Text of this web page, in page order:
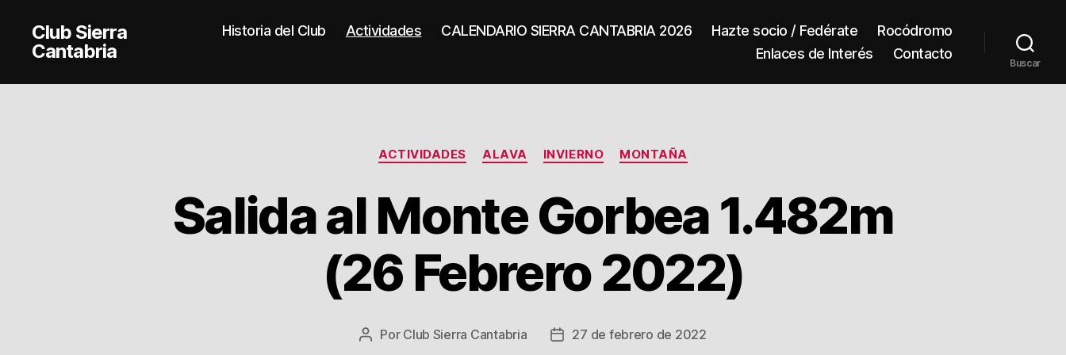
Club Sierra
Cantabria
Historia del Club Actividades CALENDARIO SIERRA CANTABRIA 2026 Hazte socio / Fedérate
Rocódromo
Enlaces de Interés
Contacto
Buscar
Categorías
ACTIVIDADES ALAVA INVIERNO MONTAÑA
Salida al Monte Gorbea 1.482m
(26 Febrero 2022)
Autor
Por Club Sierra Cantabria
Fecha27 de febrero de 2022